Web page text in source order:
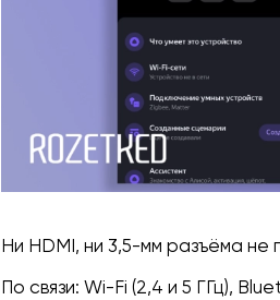
Ни HDMI, ни 3,5-мм разъёма не
По связи: Wi-Fi (2,4 и 5 ГГц),